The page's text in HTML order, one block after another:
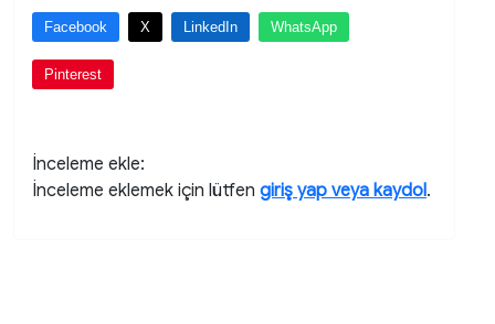
Facebook X LinkedIn WhatsApp
Pinterest
İnceleme ekle:
İnceleme eklemek için lütfen giriş yap veya kaydol.